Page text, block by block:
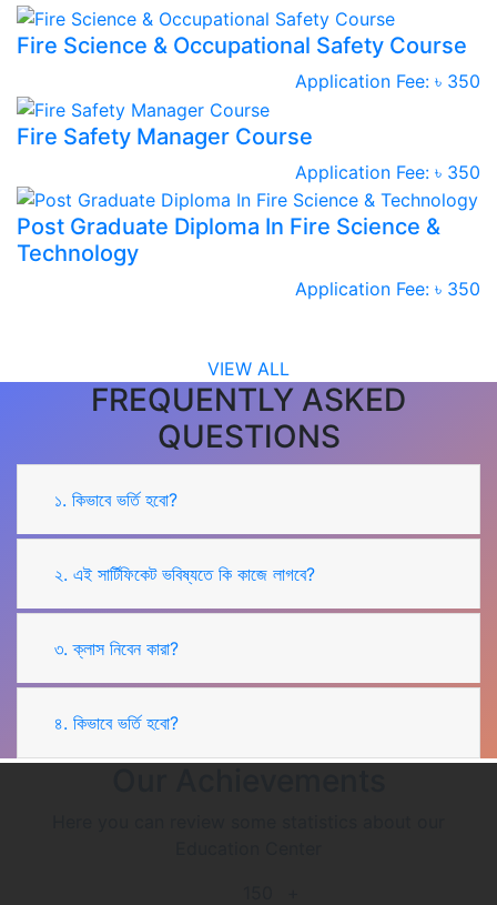
Fire Science & Occupational Safety Course
Application Fee: ৳ 350
Fire Safety Manager Course
Application Fee: ৳ 350
Post Graduate Diploma In Fire Science &
Technology
Application Fee: ৳ 350
VIEW ALL
FREQUENTLY ASKED
QUESTIONS
১. কিভাবে ভর্তি হবো?
২. এই সার্টিফিকেট ভবিষ্যতে কি কাজে লাগবে?
৩. ক্লাস নিবেন কারা?
৪. কিভাবে ভর্তি হবো?